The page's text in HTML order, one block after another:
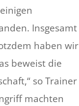
Insgesamt
haben wir
beweist die
so Trainer
machten